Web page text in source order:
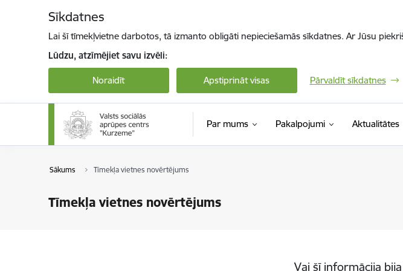
Sīkdatnes
Lai šī tīmekļvietne darbotos, tā izmanto obligāti nepieciešamās sīkdatnes. Ar Jūsu
Lūdzu, atzīmējiet savu izvēli:
Noraidīt Apstiprināt visas Pārvaldīt sīkdatnes
Par mums Pakalpojumi Aktualitātes
Sākums Tīmekļa vietnes novērtējums
Tīmekļa vietnes novērtējums
Vai šī informācija